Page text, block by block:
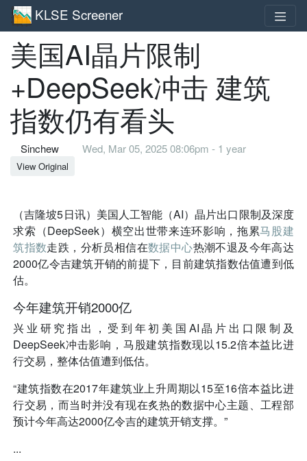
KLSE Screener
美国AI晶片限制
+DeepSeek冲击 建筑
指数仍有看头
Sinchew Wed, Mar 05, 2025 08:06pm - 1 year
View Original
（吉隆坡5日讯）美国人工智能（AI）晶片出口限制及深度
求索（DeepSeek）横空出世带来连环影响，拖累马股建
筑指数走跌，分析员相信在数据中心热潮不退及今年高达
2000亿令吉建筑开销的前提下，目前建筑指数估值遭到低
估。
今年建筑开销2000亿
兴业研究指出，受到年初美国AI晶片出口限制及
DeepSeek冲击影响，马股建筑指数现以15.2倍本益比进
行交易，整体估值遭到低估。
“建筑指数在2017年建筑业上升周期以15至16倍本益比进
行交易，而当时并没有现在炙热的数据中心主题、工程部
预计今年高达2000亿令吉的建筑开销支撑。”
...